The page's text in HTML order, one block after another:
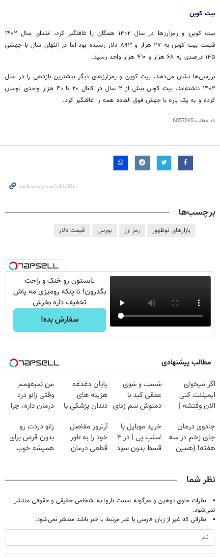
بیت کوین
بیت کوین و رمزارزها در سال ۱۴۰۲ همگان را غافلگیر کرد، ابتدای سال ۱۴۰۲
قیمت بیت کوین به ۲۷ هزار و ۸۹۳ دلار رسیده بود اما در انتهای سال با جهشی
۱۴۵ درصدی به ۶۸ هزار و ۴۱۰ هزار واحد رسید.
بررسی‌ها نشان می‌دهد، بیت کوین و رمزارزهای دیگر بیشترین بازدهی را در سال
۱۴۰۲ داشته‌اند، بیت کوین بیش از ۲ سال در کانال ۲۰ تا ۴۰ هزار واحدی نوسان
کرده و به یک باره با جهش فوق العاده همه را غافلگیر کرد.
کد مطلب6057045
برچسب‌ها
بازارهای نوظهور رمز ارز بورس قیمت دلار
تابستون رو خنک و راحت
بگذرون! تا پنکه رومیزی مه پاش
تخفیف داره بخرش
سفارش بده!
مطالب پیشنهادی
اگر میخوای
ایمپلنت کنی
الان وقتشه |
میلیون تومان!!!
شست و شوی
عمقی کبد با
دمنوش سم زدای
پایان دغدغه
هزینه های
دندان پزشکی با
خانگی
من نمیفهمم
وقتی زانو درد
درمان داره، چرا
تحمل میکنی؟❗
جادوی درمان
جای زخم در سه
هفته! (همین
خرید موبایل با
اسنپ پی | در ۴
قسط بدون سود
آرتروز مفاصل
خود را به طور
قطعی درمان
زانو دردت رو
بدون قرص برای
همیشه خوب
نظر شما
نظرات حاوی توهین و هرگونه نسبت ناروا به اشخاص حقیقی و حقوقی منتشر
نمی‌شود.
نظراتی که غیر از زبان فارسی یا غیر مرتبط با خبر باشد منتشر نمی‌شود.